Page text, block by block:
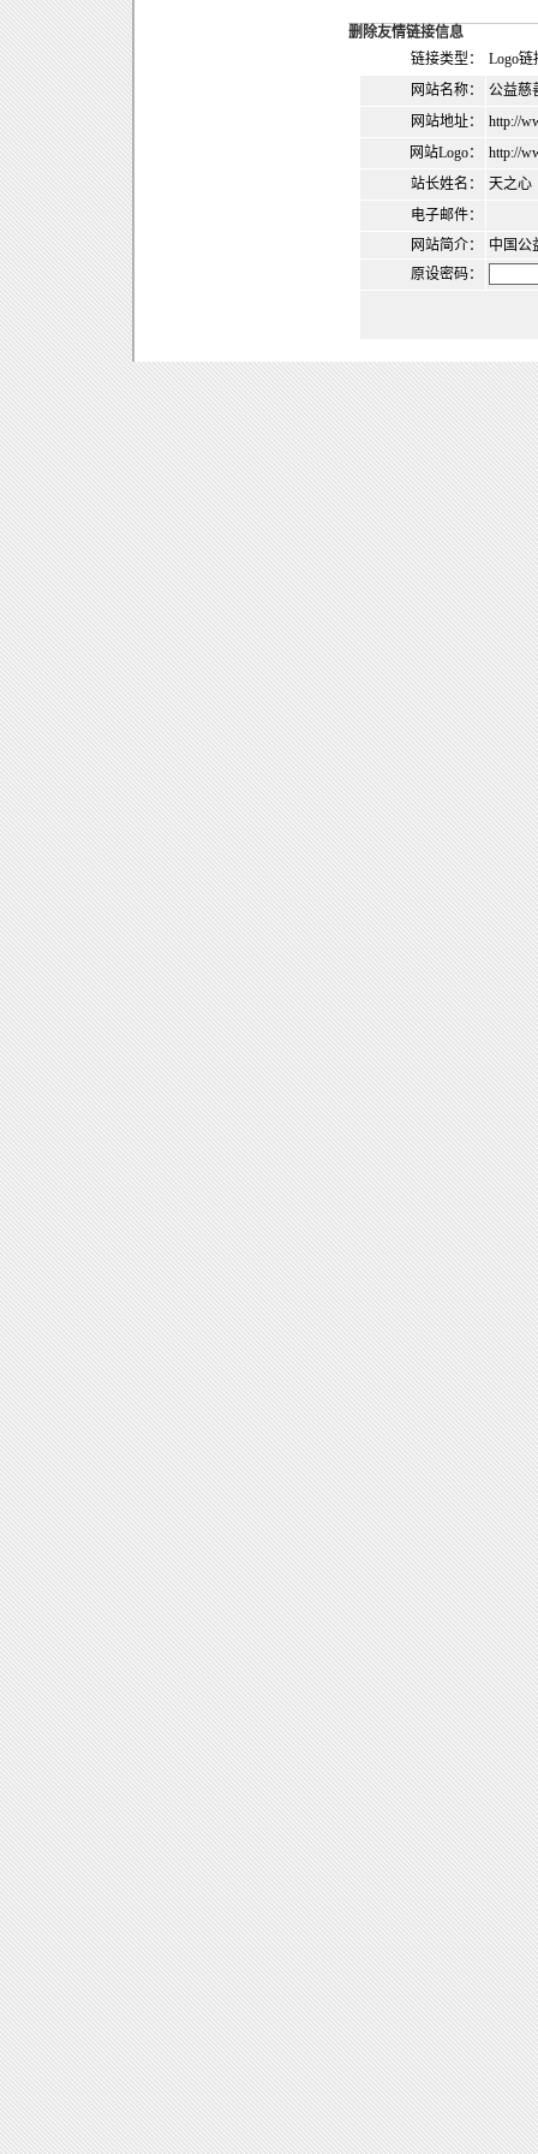
删除友情链接信息
链接类型：
Logo链
网站名称：
公益慈
网站地址：
http://
网站Logo：
http://
站长姓名：
天之心
电子邮件：
网站简介：
中国公
原设密码：